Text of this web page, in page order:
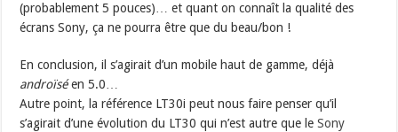
(probablement 5 pouces)… et quant on connaît la qualité des
écrans Sony, ça ne pourra être que du beau/bon !
En conclusion, il s’agirait d’un mobile haut de gamme, déjà
androïséen 5.0…
Autre point, la référence LT30i peut nous faire penser qu’il
s’agirait d’une évolution du LT30 qui n’est autre que leSony